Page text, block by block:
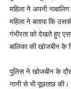
महिला ने अपनी
महिला ने बताया कि
गंभीरता को देखते हुए
बालिका की खोजबीन के
पुलिस ने खोजबीन के
नानी से भी पूछताछ